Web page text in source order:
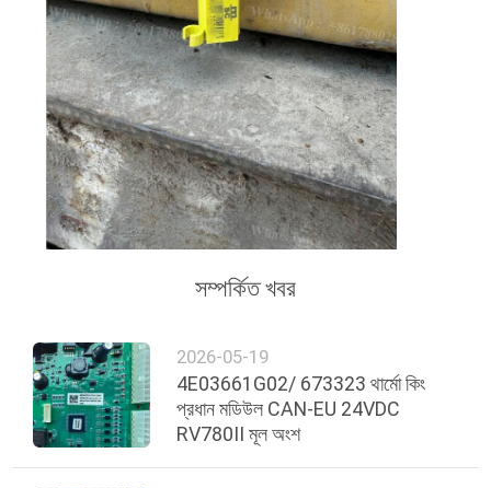
সম্পর্কিত খবর
2026-05-19
4E03661G02/ 673323 থার্মো কিং
প্রধান মডিউল CAN-EU 24VDC
RV780II মূল অংশ